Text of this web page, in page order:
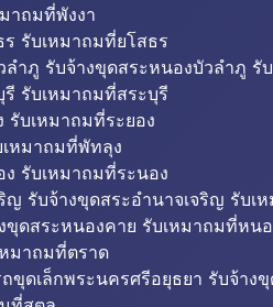
าถมที่พังงา
รับเหมาถมที่ยโสธร
ำภู รับจ้างขุดสระหนองบัวลำภู รั
รับเหมาถมที่สระบุรี
รับเหมาถมที่ระยอง
หมาถมที่พัทลุง
รับเหมาถมที่ระนอง
รับจ้างขุดสระอำนาจเจริญ รับเ
ขุดสระหนองคาย รับเหมาถมที่หน
มาถมที่ตราด
ดเล็กพระนครศรีอยุธยา รับจ้า